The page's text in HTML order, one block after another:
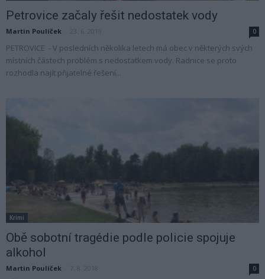
Petrovice začaly řešit nedostatek vody
Martin Poulíček 0
PETROVICE - V posledních několika letech má obec v některých svých
místních částech problém s nedostatkem vody. Radnice se proto
rozhodla najít přijatelné řešení...
Krimi
Obě sobotní tragédie podle policie spojuje
alkohol
Martin Poulíček 0